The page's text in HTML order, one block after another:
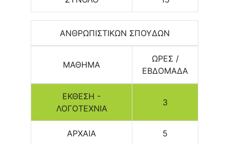
ΑΝΘΡΩΠΙΣΤΙΚΩΝ ΣΠΟΥΔΩΝ
ΜΑΘΗΜΑ
ΩΡΕΣ /
ΕΒΔΟΜΑΔΑ
ΕΚΘΕΣΗ -
ΛΟΓΟΤΕΧΝΙΑ
3
ΑΡΧΑΙΑ 5